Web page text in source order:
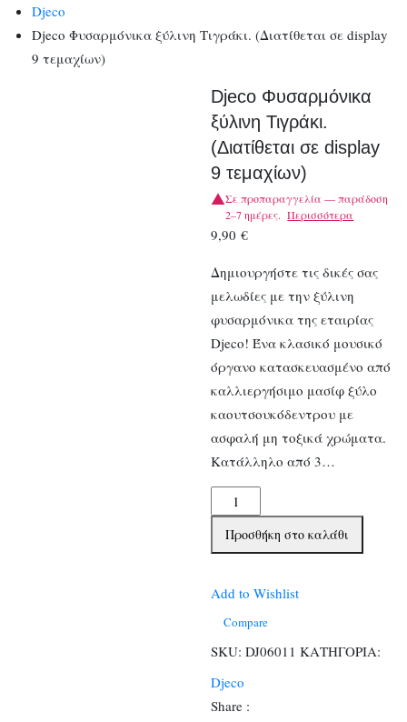
Djeco
Djeco Φυσαρμόνικα ξύλινη Τιγράκι. (Διατίθεται σε display
9 τεμαχίων)
Djeco Φυσαρμόνικα
ξύλινη Τιγράκι.
(Διατίθεται σε display
9 τεμαχίων)
Σε προπαραγγελία — παράδοση
2–7 ημέρες. Περισσότερα
9,90€
Δημιουργήστε τις δικές σας
μελωδίες με την ξύλινη
φυσαρμόνικα της εταιρίας
Djeco! Ένα κλασικό μουσικό
όργανο κατασκευασμένο από
καλλιεργήσιμο μασίφ ξύλο
καουτσουκόδεντρου με
ασφαλή μη τοξικά χρώματα.
Κατάλληλο από 3…
Djeco
Φυσαρμόνικα
ξύλινη
(Διατίθεται
σε
τεμαχίων)
ποσότητα
Προσθήκη στο καλάθι
Add to Wishlist
Compare
SKU: DJ06011 ΚΑΤΗΓΟΡΙΑ:
Djeco
Share :